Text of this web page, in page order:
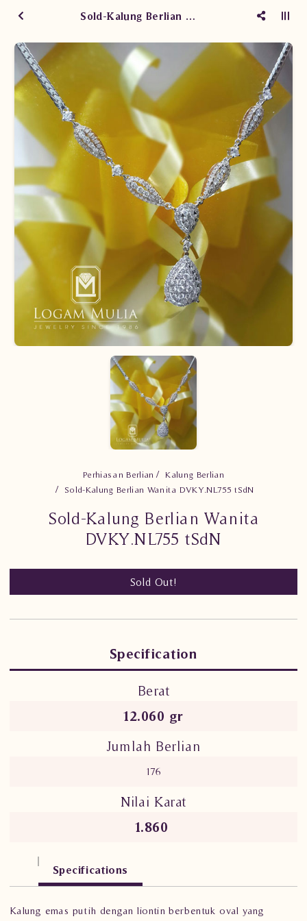
Sold-Kalung Berlian Wanita DVKY.NL755 tSdN
Perhiasan Berlian
Kalung Berlian
Sold-Kalung Berlian Wanita DVKY.NL755 tSdN
Sold-Kalung Berlian Wanita
DVKY.NL755 tSdN
Sold Out!
Specification
Berat
12.060 gr
Jumlah Berlian
176
Nilai Karat
1.860
Specifications
Kalung emas putih dengan liontin berbentuk oval yang